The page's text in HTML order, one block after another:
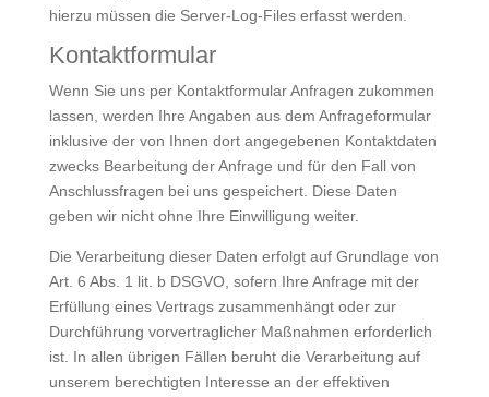
hierzu müssen die Server-Log-Files erfasst werden.
Kontaktformular
Wenn Sie uns per Kontaktformular Anfragen zukommen
lassen, werden Ihre Angaben aus dem Anfrageformular
inklusive der von Ihnen dort angegebenen Kontaktdaten
zwecks Bearbeitung der Anfrage und für den Fall von
Anschlussfragen bei uns gespeichert. Diese Daten
geben wir nicht ohne Ihre Einwilligung weiter.
Die Verarbeitung dieser Daten erfolgt auf Grundlage von
Art. 6 Abs. 1 lit. b DSGVO, sofern Ihre Anfrage mit der
Erfüllung eines Vertrags zusammenhängt oder zur
Durchführung vorvertraglicher Maßnahmen erforderlich
ist. In allen übrigen Fällen beruht die Verarbeitung auf
unserem berechtigten Interesse an der effektiven